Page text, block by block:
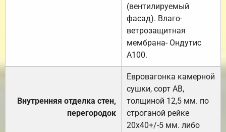
(вентилируемый
фасад). Влаго-
ветрозащитная
мембрана- Ондутис
А100.
Внутренняя отделка стен,
перегородок
Евровагонка камерной
сушки, сорт АВ,
толщиной 12,5 мм. по
строганой рейке
20х40+/-5 мм. либо